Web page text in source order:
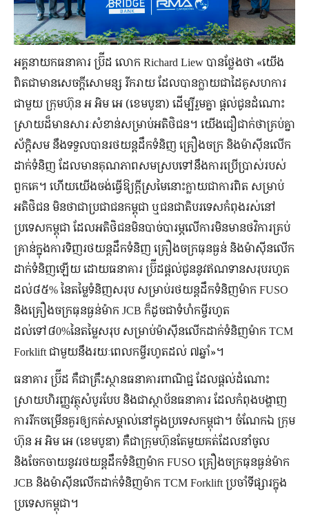
អគ្គនាយកធនាគារ ប្រ៊ីដ លោក Richard Liew បានថ្លែងថា «យើង
ពិតជាមានសេចក្តីសោមន្ស រីករាយ ដែលបានក្លាយជាដៃគូសហការ
ជាមួយ ក្រុមហ៊ុន អ អិម អេ (ខេមបូឌា) ដើម្បីរួមគ្នា ផ្តល់ជូនដំណោះ
ស្រាយដ៏មានសារៈសំខាន់សម្រាប់អតិថិជន។ យើងជឿជាក់ថាគ្រប់គ្នា
ស័ក្តិសម នឹងទទួលបានរថយន្តដឹកទំនិញ គ្រឿងចក្រ និងម៉ាស៊ីនលើក
ដាក់ទំនិញ ដែលមានគុណភាពសមស្របទៅនឹងការប្រើប្រាស់របស់
ពួកគេ។ ហើយយើងចង់ធ្វើឱ្យក្តីស្រមៃនោះក្លាយជាការពិត សម្រាប់
អតិថិជន មិនថាជាប្រជាជនកម្ពុជា ឬជនជាតិបរទេសកំពុងរស់នៅ
ប្រទេសកម្ពុជា ដែលអតិថិជនមិនបាច់បារម្ភលើការមិនមានថវិការគ្រប់
គ្រាន់ក្នុងការទិញរថយន្តដឹកទំនិញ គ្រឿងចក្រធុនធ្ងន់ និងម៉ាស៊ីនលើក
ដាក់ទំនិញឡើយ ដោយធនាគារ ប្រ៊ីដផ្តល់ជូននូវឥណទានសរុបរហូត
ដល់៨៥% នៃតម្លៃទំនិញសរុប សម្រាប់រថយន្តដឹកទំនិញម៉ាក FUSO
និងគ្រឿងចក្រធុនធ្ងន់ម៉ាក JCB ក៏ដូចជាទំហំកម្ចីរហូត
ដល់ទៅ៨0%នៃតម្លៃសរុប សម្រាប់ម៉ាស៊ីនលើកដាក់ទំនិញម៉ាក TCM
Forklift ជាមួយនឹងរយៈពេលកម្ចីរហូតដល់ ៧ឆ្នាំ»។
ធនាគារ ប្រ៊ីដ គឺជាគ្រឹះស្ថានធនាគារពាណិជ្ជ ដែលផ្តល់ដំណោះ
ស្រាយហិរញ្ញវត្ថុសំបូរបែប និងជាស្ថាប័នធនាគារ ដែលកំពុងបង្ហាញ
ការរីកចម្រើនគួរឲ្យកត់សម្គាល់នៅក្នុងប្រទេសកម្ពុជា។ ចំណែកឯ ក្រុម
ហ៊ុន អ អិម អេ (ខេមបូឌា) គឺជាក្រុមហ៊ុនតែមួយគត់ដែលនាំចូល
និងចែកចាយនូវរថយន្តដឹកទំនិញម៉ាក FUSO គ្រឿងចក្រធុនធ្ងន់ម៉ាក
JCB និងម៉ាស៊ីនលើកដាក់ទំនិញម៉ាក TCM Forklift ប្រចាំទីផ្សារក្នុង
ប្រទេសកម្ពុជា។